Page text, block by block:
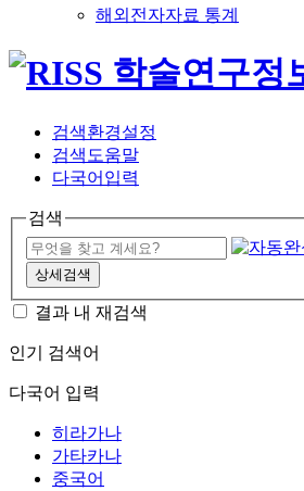
해외전자자료 통계
검색환경설정
검색도움말
다국어입력
검색
상세검색
결과 내 재검색
인기 검색어
다국어 입력
히라가나
가타카나
중국어